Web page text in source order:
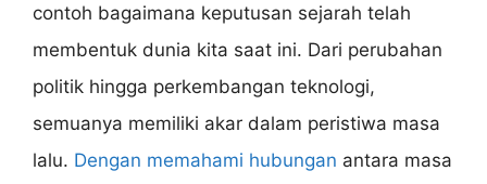
contoh bagaimana keputusan sejarah telah
membentuk dunia kita saat ini. Dari perubahan
politik hingga perkembangan teknologi,
semuanya memiliki akar dalam peristiwa masa
lalu. Dengan memahami hubungan antara masa